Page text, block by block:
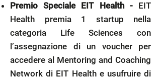
Premio Speciale EIT Health - EIT
Health premia 1 startup nella
categoria Life Sciences con
l’assegnazione di un voucher per
accedere al Mentoring and Coaching
Network di EIT Health e usufruire di